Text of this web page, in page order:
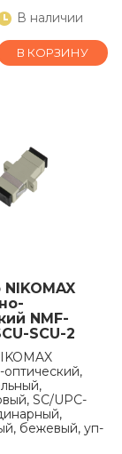
В наличии
В КОРЗИНУ
NMF-
SCU-2
SC/UPC-
бежевый, уп-